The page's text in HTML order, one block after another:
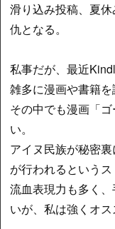
滑り込み投稿、夏
仇となる。
私事だが、最近
雑多に漫画や書籍を
その中でも漫画「
い。
アイヌ民族が秘密
が行われるというス
流血表現力も多く
いが、私は強くオス